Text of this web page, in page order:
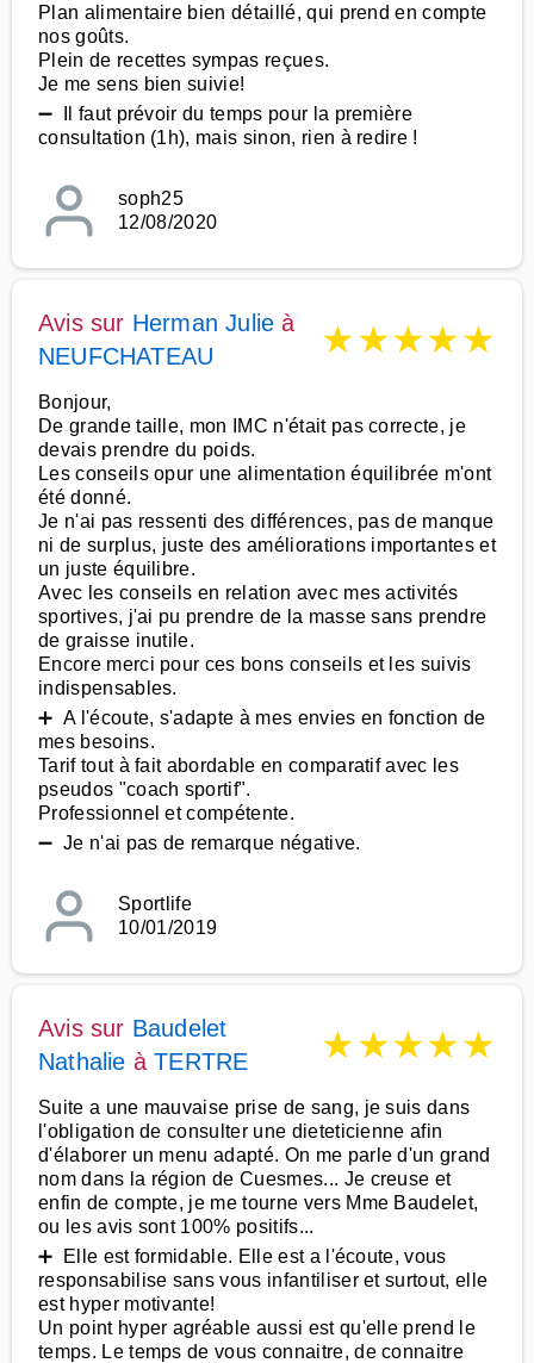
Plan alimentaire bien détaillé, qui prend en compte
nos goûts.
Plein de recettes sympas reçues.
Je me sens bien suivie!
➖ Il faut prévoir du temps pour la première
consultation (1h), mais sinon, rien à redire !
soph25
12/08/2020
Avis sur Herman Julie à
NEUFCHATEAU
★★★★★
Bonjour,
De grande taille, mon IMC n'était pas correcte, je
devais prendre du poids.
Les conseils opur une alimentation équilibrée m'ont
été donné.
Je n'ai pas ressenti des différences, pas de manque
ni de surplus, juste des améliorations importantes et
un juste équilibre.
Avec les conseils en relation avec mes activités
sportives, j'ai pu prendre de la masse sans prendre
de graisse inutile.
Encore merci pour ces bons conseils et les suivis
indispensables.
➕ A l'écoute, s'adapte à mes envies en fonction de
mes besoins.
Tarif tout à fait abordable en comparatif avec les
pseudos "coach sportif".
Professionnel et compétente.
➖ Je n'ai pas de remarque négative.
Sportlife
10/01/2019
Avis sur Baudelet
Nathalie àTERTRE ★★★★★
Suite a une mauvaise prise de sang, je suis dans
l'obligation de consulter une dieteticienne afin
d'élaborer un menu adapté. On me parle d'un grand
nom dans la région de Cuesmes... Je creuse et
enfin de compte, je me tourne vers Mme Baudelet,
ou les avis sont 100% positifs...
➕ Elle est formidable. Elle est a l'écoute, vous
responsabilise sans vous infantiliser et surtout, elle
est hyper motivante!
Un point hyper agréable aussi est qu'elle prend le
temps. Le temps de vous connaitre, de connaitre